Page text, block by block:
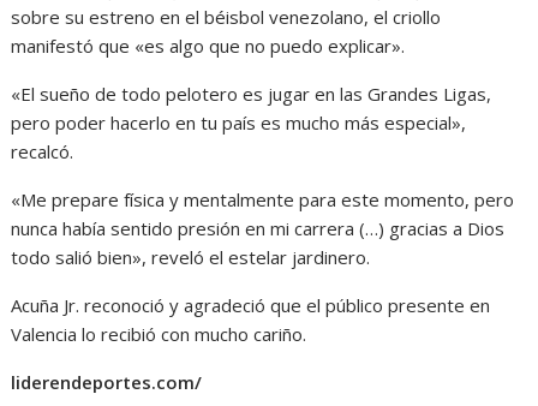
sobre su estreno en el béisbol venezolano, el criollo
manifestó que «es algo que no puedo explicar».
«El sueño de todo pelotero es jugar en las Grandes Ligas,
pero poder hacerlo en tu país es mucho más especial»,
recalcó.
«Me prepare física y mentalmente para este momento, pero
nunca había sentido presión en mi carrera (…) gracias a Dios
todo salió bien», reveló el estelar jardinero.
Acuña Jr. reconoció y agradeció que el público presente en
Valencia lo recibió con mucho cariño.
liderendeportes.com/